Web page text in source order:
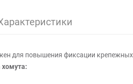
для повышения фиксации крепежных